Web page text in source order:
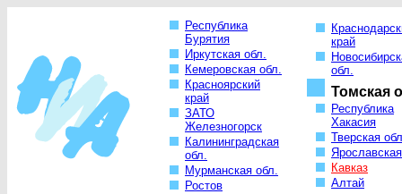
Республика
Бурятия
Иркутская обл.
Кемеровская обл.
Красноярский
край
ЗАТО
Железногорск
Калининградская
обл.
Мурманская обл.
Ростов
край
обл.
Томская
Республика
Хакасия
Тверская
Кавказ
Алтай